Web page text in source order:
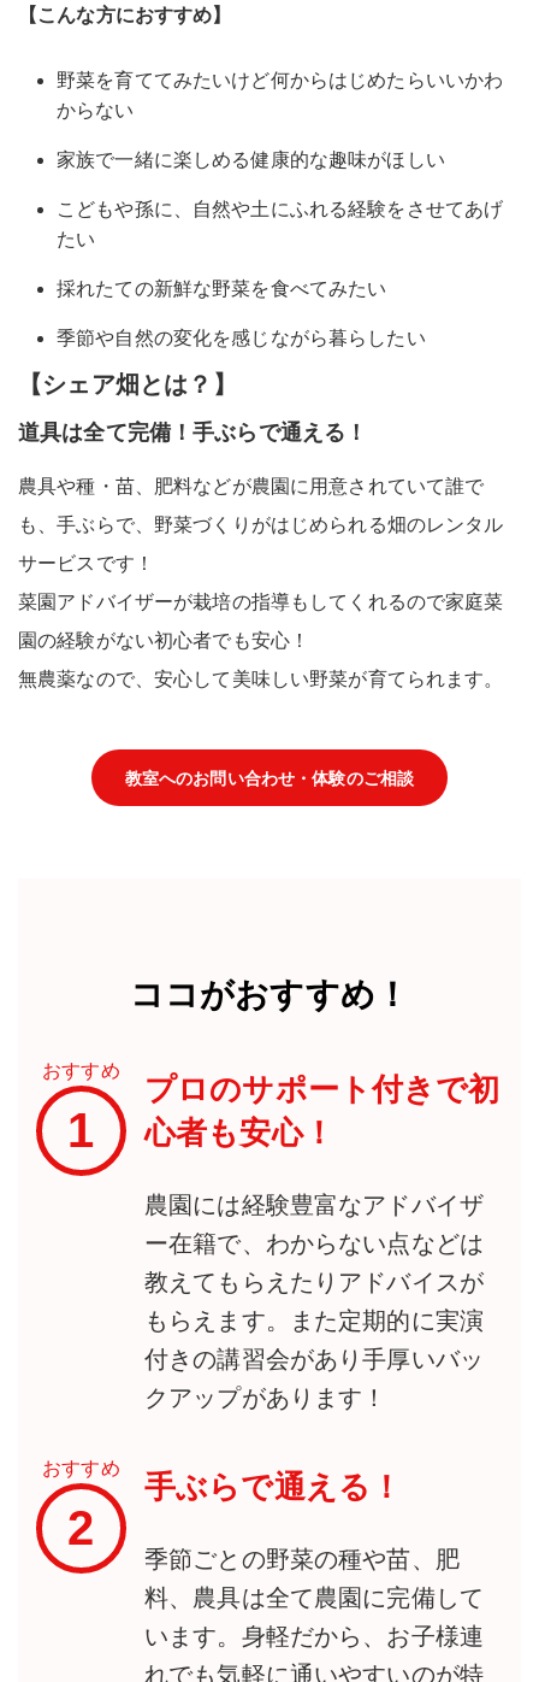
【こんな方におすすめ】
野菜を育ててみたいけど何からはじめたらいいかわ
からない
家族で一緒に楽しめる健康的な趣味がほしい
こどもや孫に、自然や土にふれる経験をさせてあげ
たい
採れたての新鮮な野菜を食べてみたい
季節や自然の変化を感じながら暮らしたい
【シェア畑とは？】
道具は全て完備！手ぶらで通える！
農具や種・苗、肥料などが農園に用意されていて誰で
も、手ぶらで、 野菜づくりがはじめられる畑のレンタル
サービス です！
菜園アドバイザーが栽培の指導もしてくれるので家庭菜
園の経験がない初心者でも安心！
無農薬なので、安心して美味しい野菜が育てられます。
教室へのお問い合わせ・体験のご相談
ココがおすすめ！
おすすめ
1
プロのサポート付きで初
心者も安心！
農園には経験豊富なアドバイザ
ー在籍で、わからない点などは
教えてもらえたりアドバイスが
もらえます。また定期的に実演
付きの講習会があり手厚いバッ
クアップがあります！
おすすめ
2
手ぶらで通える！
季節ごとの野菜の種や苗、肥
料、農具は全て農園に完備して
います。身軽だから、お子様連
れでも気軽に通いやすいのが特